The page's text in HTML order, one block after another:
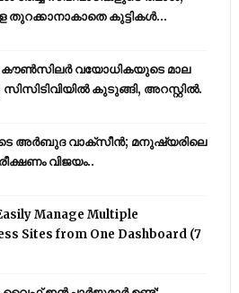
കുട്ടികൾ...
കൗണ്‍സിലര്‍ വയോധികയുടെ മാല
സിസിടിവിയില്‍ കുടുങ്ങി, അറസ്റ്റില്‍.
അര്‍ബുദ വാക്‌സീന്‍; മനുഷ്യരിലെ
വിജയം..
Manage Multiple
Sites from One Dashboard (7